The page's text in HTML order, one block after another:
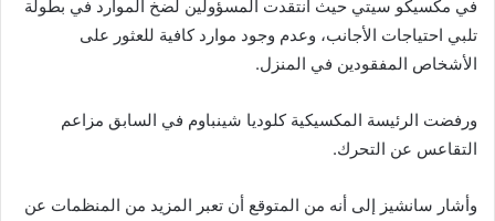
في مكسيكو سيتي حيث انتقدت المسؤولين لضخ الموارد في بطولة
تلبي احتياجات الأجانب، وعدم وجود موارد كافية للعثور على
الأشخاص المفقودين في المنزل.
ورفضت الرئيسة المكسيكية كلوديا شينباوم في السابق مزاعم
التقاعس عن التحرك.
وأشار سانشيز إلى أنه من المتوقع أن تعبر المزيد من المنظمات عن